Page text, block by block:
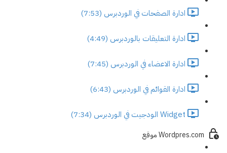
ادارة الصفحات في الوردبرس (7:53)
ادارة التعليقات بالوردبرس (4:49)
ادارة الاعضاء في الوردبرس (7:45)
ادارة القوائم في الوردبرس (6:43)
Widget الودجيت في الوردبرس (7:34)
Wordpres.com موقع